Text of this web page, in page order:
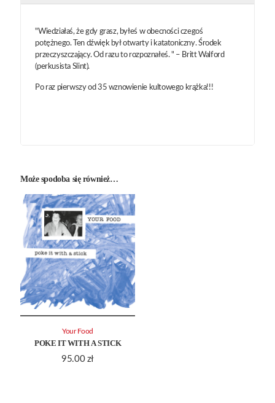
"Wiedziałaś, że gdy grasz, byłeś w obecności czegoś
potężnego. Ten dźwięk był otwarty i katatoniczny. Środek
przeczyszczający. Od razu to rozpoznałeś. " – Britt Walford
(perkusista Slint).
Po raz pierwszy od 35 wznowienie kultowego krążka!!!
Może spodoba się również…
POKE IT WITH A STICK
95.00 zł
Your Food